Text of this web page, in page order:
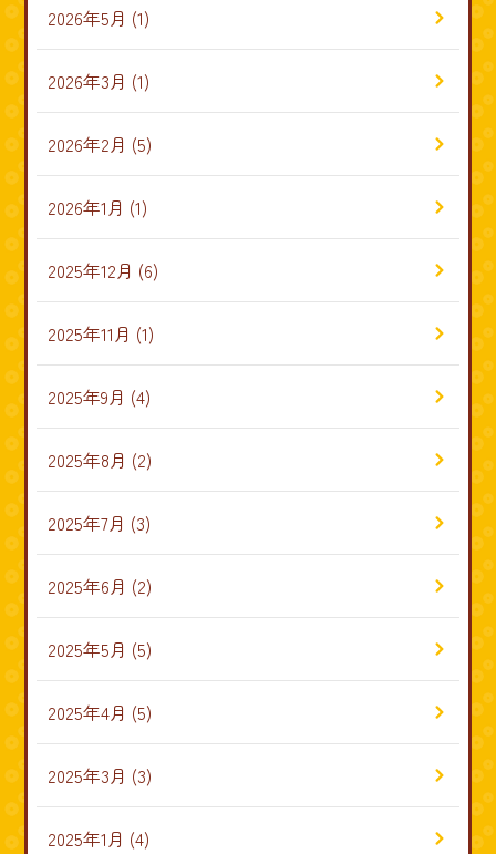
2026年5月 (1)
2026年3月 (1)
2026年2月 (5)
2026年1月 (1)
2025年12月 (6)
2025年11月 (1)
2025年9月 (4)
2025年8月 (2)
2025年7月 (3)
2025年6月 (2)
2025年5月 (5)
2025年4月 (5)
2025年3月 (3)
2025年1月 (4)